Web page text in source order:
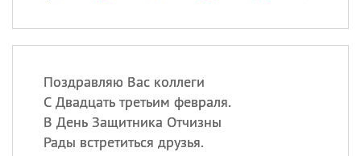
Поздравляю Вас коллеги
С Двадцать третьим февраля.
В День Защитника Отчизны
Рады встретиться друзья.